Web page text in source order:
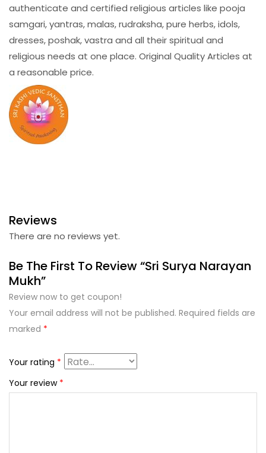
authenticate and certified religious articles like pooja
samgari, yantras, malas, rudraksha, pure herbs, idols,
dresses, poshak, vastra and all their spiritual and
religious needs at one place. Original Quality Articles at
a reasonable price.
Reviews
There are no reviews yet.
Be The First To Review “Sri Surya Narayan
Mukh”
Review now to get coupon!
Your email address will not be published. Required fields are
marked *
Your rating *
Your review *